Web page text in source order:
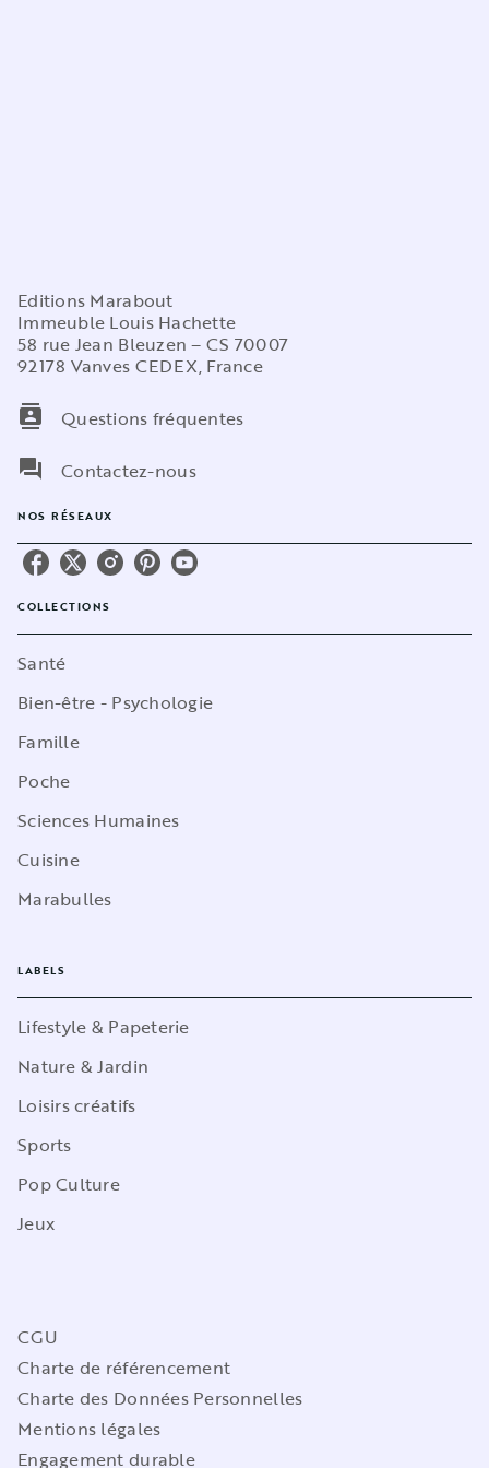
Editions Marabout
Immeuble Louis Hachette
58 rue Jean Bleuzen – CS 70007
92178 Vanves CEDEX, France
contacts
Questions fréquentes
question_answer
Contactez-nous
NOS RÉSEAUX
COLLECTIONS
Santé
Bien-être - Psychologie
Famille
Poche
Sciences Humaines
Cuisine
Marabulles
LABELS
Lifestyle & Papeterie
Nature & Jardin
Loisirs créatifs
Sports
Pop Culture
Jeux
CGU
Charte de référencement
Charte des Données Personnelles
Mentions légales
Engagement durable